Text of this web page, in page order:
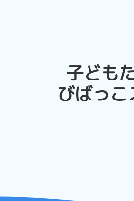
子ども
びばっこ